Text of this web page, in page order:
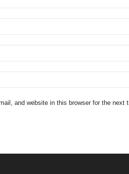
and website in this browser for the next